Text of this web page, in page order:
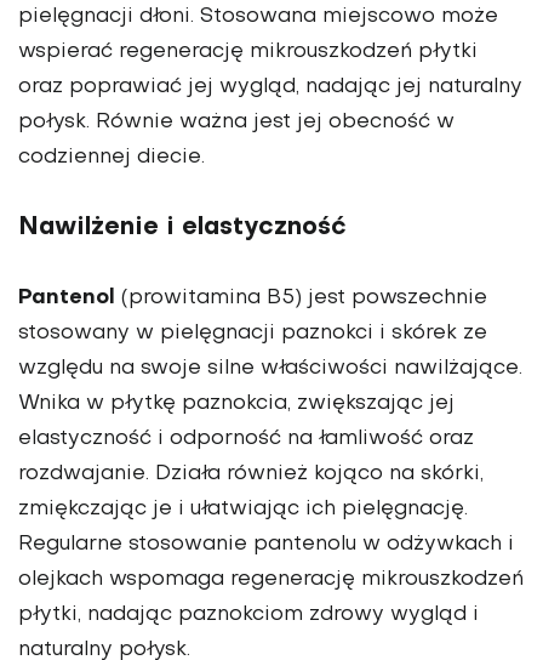
pielęgnacji dłoni. Stosowana miejscowo może
wspierać regenerację mikrouszkodzeń płytki
oraz poprawiać jej wygląd, nadając jej naturalny
połysk. Równie ważna jest jej obecność w
codziennej diecie.
Nawilżenie i elastyczność
Pantenol
(prowitamina B5) jest powszechnie
stosowany w pielęgnacji paznokci i skórek ze
względu na swoje silne właściwości nawilżające.
Wnika w płytkę paznokcia, zwiększając jej
elastyczność i odporność na łamliwość oraz
rozdwajanie. Działa również kojąco na skórki,
zmiękczając je i ułatwiając ich pielęgnację.
Regularne stosowanie pantenolu w odżywkach i
olejkach wspomaga regenerację mikrouszkodzeń
płytki, nadając paznokciom zdrowy wygląd i
naturalny połysk.